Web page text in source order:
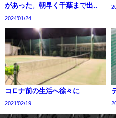
があった。朝早く千葉まで出..
2024/01/24
コロナ前の生活へ徐々に
2021/02/19